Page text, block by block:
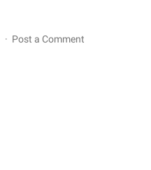
Post a Comment